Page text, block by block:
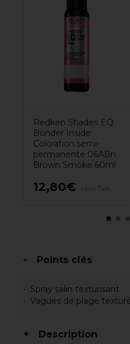
Redken Shades EQ
Bonder Inside
Coloration semi-
permanente 06ABn
Brown Smoke 60ml
12,80€
Points clés
Spray salin texturisant
Vagues de plage
Description